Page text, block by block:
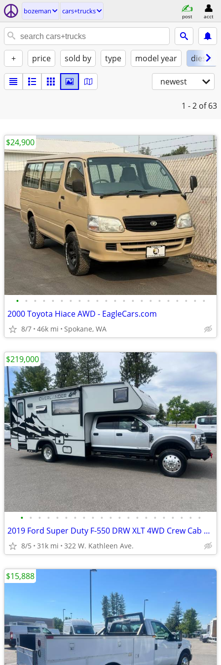
bozeman cars+trucks
post acct
+ price sold by type model year diesel
newest
1 - 2 of 63
• • • • • • • • • • • • • • • • • • • • • •
2000 Toyota Hiace AWD - EagleCars.com
8/7 46k mi Spokane, WA
$24,900
• • • • • • • • • • • • • • • • • • • • •
2019 Ford Super Duty F-550 DRW XLT 4WD Crew Cab 203 WB 84 CA
8/5 31k mi 322 W. Kathleen Ave.
$219,000
$15,888